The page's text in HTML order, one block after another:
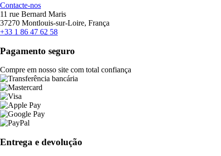
Contacte-nos
11 rue Bernard Maris
37270 Montlouis-sur-Loire, França
+33 1 86 47 62 58
Pagamento seguro
Compre em nosso site com total confiança
Entrega e devolução